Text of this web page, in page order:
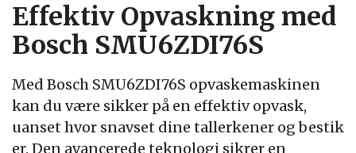
Effektiv Opvaskning med
Bosch SMU6ZDI76S
Med Bosch SMU6ZDI76S opvaskemaskinen
kan du være sikker på en effektiv opvask,
uanset hvor snavset dine tallerkener og bestik
er. Den avancerede teknologi sikrer en